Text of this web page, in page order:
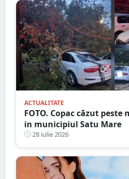
ACTUALITATE
FOTO. Copac căzut
in municipiul Satu Mare
28 iulie 2026